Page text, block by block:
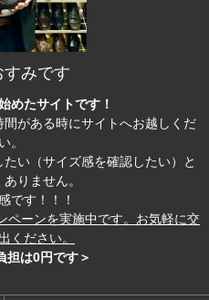
すみです
めたサイトです！
がある時にサイトへお越しくだ
。
い（サイズ感を確認したい）と
りません。
です！！！
ペーンを実施中です。お気軽に交
ください。
担は0円です＞